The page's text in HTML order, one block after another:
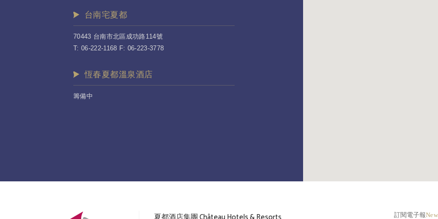
台南宅夏都
70443 台南市北區成功路114號
T: 06-222-1168 F: 06-223-3778
恆春夏都溫泉酒店
籌備中
訂閱電子報